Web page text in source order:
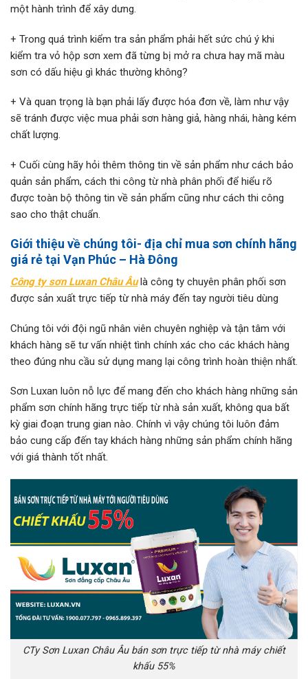
một hành trình để xây dưng.
+ Trong quá trình kiểm tra sản phẩm phải hết sức chú ý khi
kiểm tra vỏ hộp sơn xem đã từng bị mở ra chưa hay mã màu
sơn có dấu hiệu gì khác thường không?
+ Và quan trọng là bạn phải lấy được hóa đơn về, làm như vậy
sẽ tránh được việc mua phải sơn hàng giả, hàng nhái, hàng kém
chất lượng.
+ Cuối cùng hãy hỏi thêm thông tin về sản phẩm như cách bảo
quản sản phẩm, cách thi công từ nhà phân phối để hiểu rõ
được toàn bộ thông tin về sản phẩm cũng như cách thi công
sao cho thật chuẩn.
Giới thiệu về chúng tôi- địa chỉ mua sơn chính hãng
giá rẻ tại Vạn Phúc – Hà Đông
Công ty sơn Luxan Châu Âu là công ty chuyên phân phối sơn
được sản xuất trực tiếp từ nhà máy đến tay người tiêu dùng
Chúng tôi với đội ngũ nhân viên chuyên nghiệp và tận tâm với
khách hàng sẽ tư vấn nhiệt tình chính xác cho các khách hàng
theo đúng nhu cầu sử dụng mang lại công trình hoàn thiện nhất.
Sơn Luxan luôn nỗ lực để mang đến cho khách hàng những sản
phẩm sơn chính hãng trực tiếp từ nhà sản xuất, không qua bất
kỳ giai đoạn trung gian nào. Chính vì vậy chúng tôi luôn đảm
bảo cung cấp đến tay khách hàng những sản phẩm chính hãng
với giá thành tốt nhất.
CTy Sơn Luxan Châu Âu bán sơn trực tiếp từ nhà máy chiết
khấu 55%